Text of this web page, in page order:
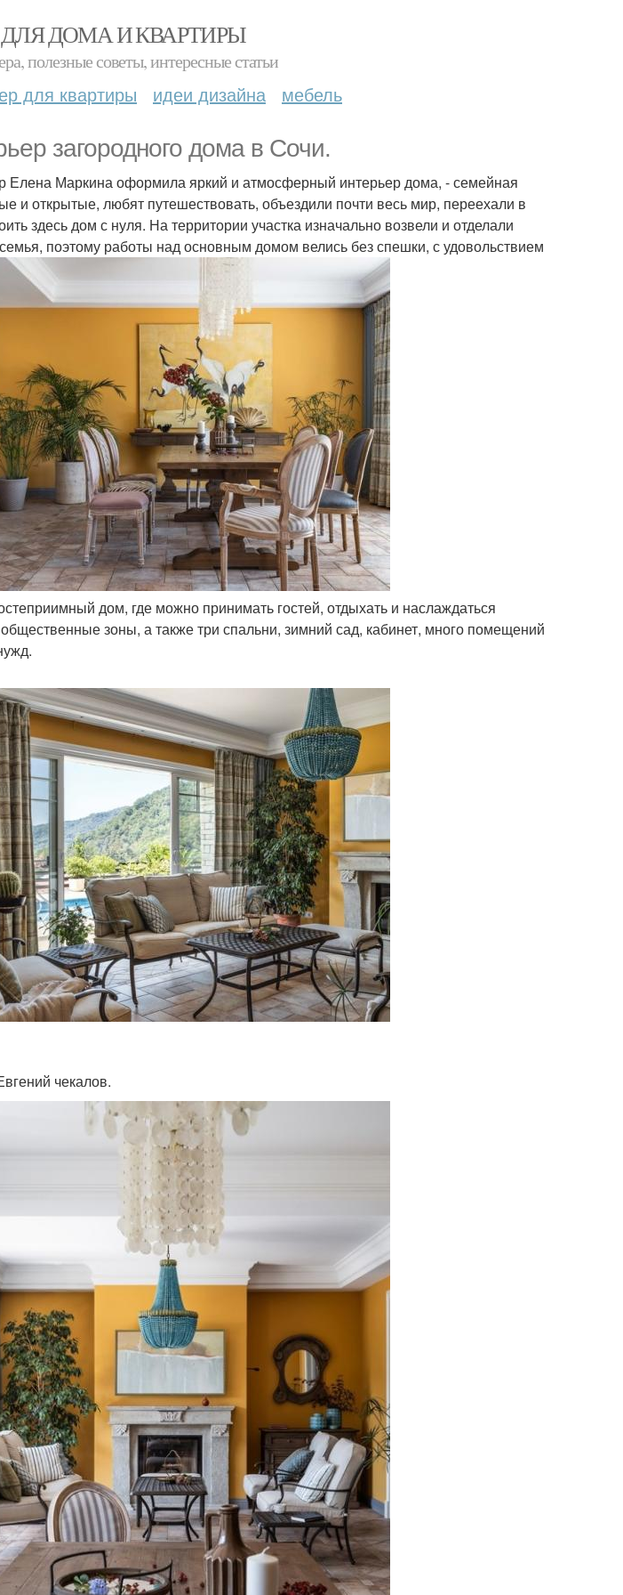
ДЛЯ ДОМА И КВАРТИРЫ
полезные советы, интересные статьи
для квартиры идеи дизайна мебель
загородного дома в Сочи.
Елена Маркина оформила яркий и атмосферный интерьер дома, - семейная
и открытые, любят путешествовать, объездили почти весь мир, переехали в
здесь дом с нуля. На территории участка изначально возвели и отделали
поэтому работы над основным домом велись без спешки, с удовольствием
дом, где можно принимать гостей, отдыхать и наслаждаться
зоны, а также три спальни, зимний сад, кабинет, много помещений
чекалов.